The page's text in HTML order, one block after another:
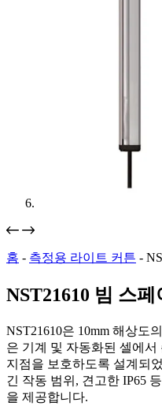
홈 - 측정용 라이트 커튼 -
NST21610 빔 스
NST21610은 10mm 해상도
은 기계 및 자동화된 셀에
지점을 보호하도록 설계되
긴 작동 범위, 견고한 IP65
을 제공합니다.